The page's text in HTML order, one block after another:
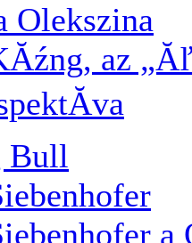
Olekszina
az
Bull